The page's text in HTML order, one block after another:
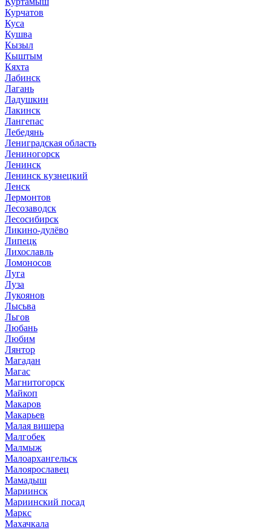
Курчатов
Куса
Кушва
Кызыл
Кыштым
Кяхта
Лабинск
Лагань
Ладушкин
Лакинск
Лангепас
Лебедянь
Лениградская область
Лениногорск
Ленинск
Ленинск кузнецкий
Ленск
Лермонтов
Лесозаводск
Лесосибирск
Ликино-дулёво
Липецк
Лихославль
Ломоносов
Луга
Луза
Лукоянов
Лысьва
Льгов
Любань
Любим
Лянтор
Магадан
Магас
Магнитогорск
Майкоп
Макаров
Макарьев
Малая вишера
Малгобек
Малмыж
Малоархангельск
Малоярославец
Мамадыш
Мариинск
Мариинский посад
Маркс
Махачкала